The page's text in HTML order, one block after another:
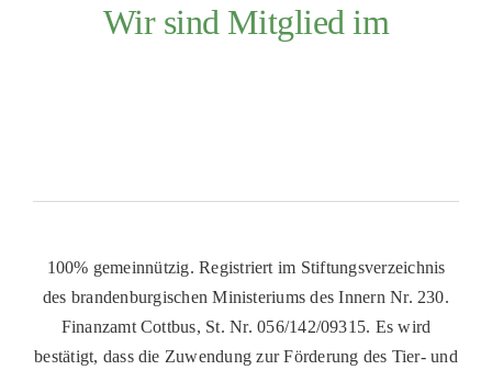
Wir sind Mitglied im
100% gemeinnützig. Registriert im Stiftungsverzeichnis
des brandenburgischen Ministeriums des Innern Nr. 230.
Finanzamt Cottbus, St. Nr. 056/142/09315. Es wird
bestätigt, dass die Zuwendung zur Förderung des Tier- und